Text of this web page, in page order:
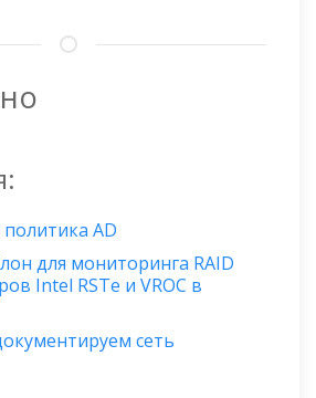
AD
для мониторинга RAID
Intel RSTe и VROC в
сеть